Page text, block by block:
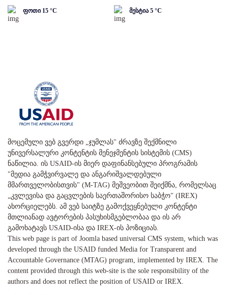
ფოთი 15 °C მესტია 5 °C
მოცემული ვებ გვერდი „ჯუმლას" ძრავზე შექმნილი
უნივერსალური კონტენტის მენეჯმენტის სისტემის (CMS)
ნაწილია. ის USAID-ის მიერ დაფინანსებული პროგრამის
"მედია გამჭვირვალე და ანგარიშვალდებული
მმართველობისთვის" (M-TAG) მეშვეობით შეიქმნა, რომელსაც
„კვლევისა და გაცვლების საერთაშორისო საბჭო" (IREX)
ახორციელებს. ამ ვებ საიტზე გამოქვეყნებული კონტენტი
მთლიანად ავტორების პასუხისმგებლობაა და ის არ
გამოხატავს USAID-ისა და IREX-ის პოზიციას.
This web page is part of Joomla based universal CMS system, which was
developed through the USAID funded Media for Transparent and
Accountable Governance (MTAG) program, implemented by IREX. The
content provided through this web-site is the sole responsibility of the
authors and does not reflect the position of USAID or IREX.